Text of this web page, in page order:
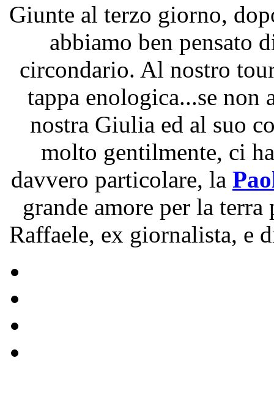
Giunte al terzo giorno,
abbiamo ben pensato
circondario. Al nostro
tappa enologica...se non
nostra Giulia ed al suo
molto gentilmente, ci
davvero particolare, la
grande amore per la
Raffaele, ex giornalista, e